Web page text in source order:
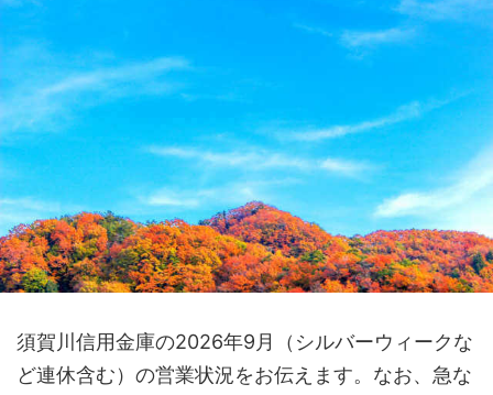
須賀川信用金庫の2026年9月（シルバーウィークな
ど連休含む）の営業状況をお伝えます。なお、急な